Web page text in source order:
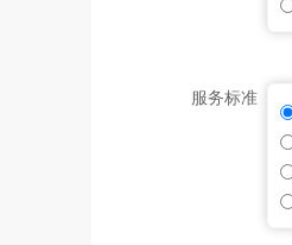
服务标准